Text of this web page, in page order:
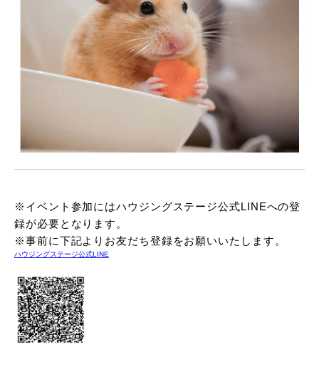
※イベント参加にはハウジングステージ公式LINEへの登
録が必要となります。
※事前に下記よりお友だち登録をお願いいたします。
ハウジングステージ公式LINE